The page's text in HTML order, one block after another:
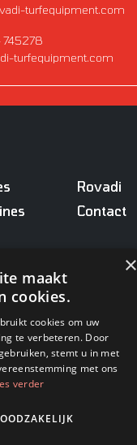
turfequipment.com
745278
turfequipment.com
Rovadi
Contact
turfequipment.com
×
maakt
cookies.
cookies om uw
te verbeteren. Door
stemt u in met
met ons
verder